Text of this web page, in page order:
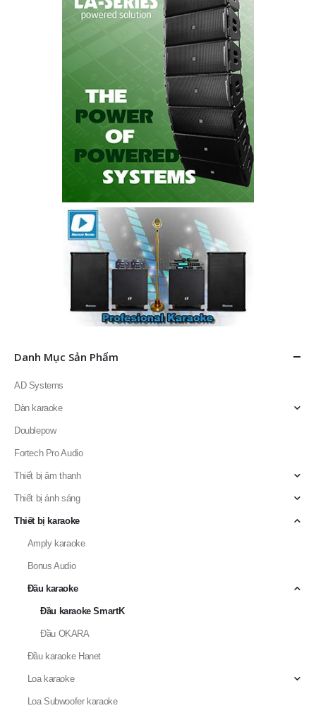
Danh Mục Sản Phẩm
AD Systems
Dàn karaoke
Doublepow
Fortech Pro Audio
Thiết bị âm thanh
Thiết bị ánh sáng
Thiết bị karaoke
Amply karaoke
Bonus Audio
Đầu karaoke
Đầu karaoke SmartK
Đầu OKARA
Đầu karaoke Hanet
Loa karaoke
Loa Subwoofer karaoke